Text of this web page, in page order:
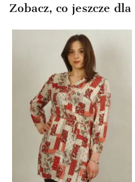
Zobacz, co jeszcze